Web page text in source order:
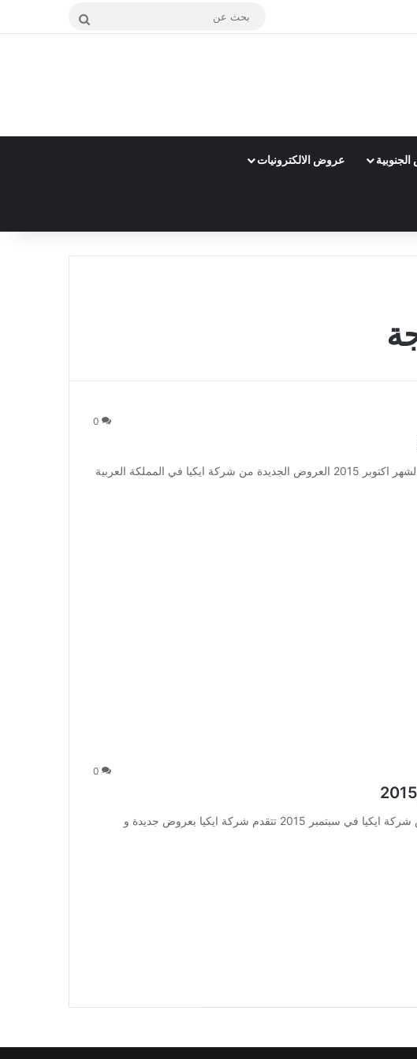
بحث
عروض الالكترونيات
0
عروض ايكيا لشهر اكتوبر 2015 عروض ايكيا لشهر اكتوبر 2015 العروض الجديدة من شركة ايكيا في المملكة العربية
0
عروض شركة ايكيا في سبتمبر 2015 عروض شركة ايكيا في سبتمبر 2015 تتقدم شركة ايكيا بعروض جديدة و